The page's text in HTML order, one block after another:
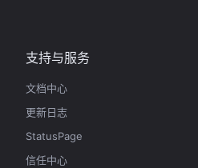
支持与服务
文档中心
更新日志
StatusPage
信任中心